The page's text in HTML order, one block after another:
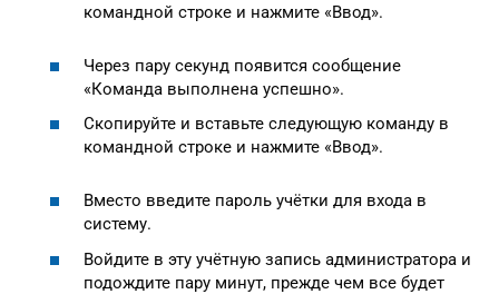
командной строке и нажмите «Ввод».
Через пару секунд появится сообщение
«Команда выполнена успешно».
Скопируйте и вставьте следующую команду в
командной строке и нажмите «Ввод».
Вместо введите пароль учётки для входа в
систему.
Войдите в эту учётную запись администратора и
подождите пару минут, прежде чем все будет